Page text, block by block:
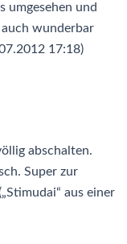
umgesehen und
wunderbar
17:18)
abschalten.
Super zur
aus einer